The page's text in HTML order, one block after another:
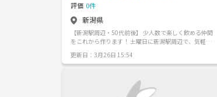
評価 0件
新潟県
【新潟駅周辺・50代前後】 少人数で楽しく飲める仲間
をこれから作ります！ 土曜日に新潟駅周辺で、気軽に
です。 ・50代前後の方 ・明るくて、飲み会を心から楽
しめる方 ・わちゃわちゃした雰囲気が好きな方 ・土曜
の 4人前後の小さなグループを目指しています。 居酒
更新日：3月26日 15:54